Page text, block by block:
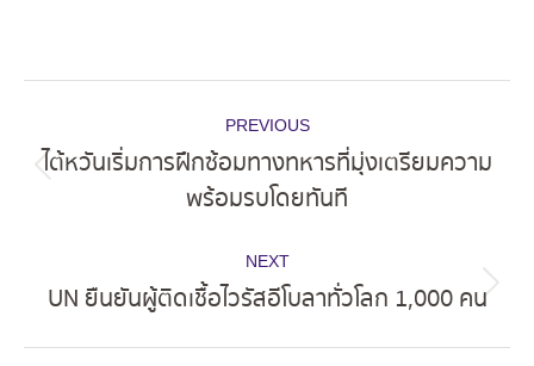
navigation
PREVIOUS
Previous
post:
ไต้หวันเริ่มการฝึกซ้อมทางทหารที่มุ่งเตรียมความ
พร้อมรบโดยทันที
NEXT
Next
UN ยืนยันผู้ติดเชื้อไวรัสอีโบลาทั่วโลก 1,000 คน